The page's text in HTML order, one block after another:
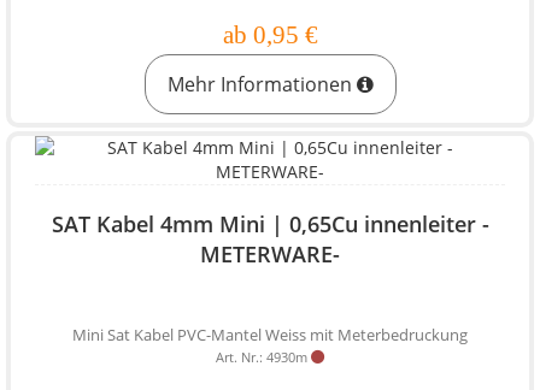
ab 0,95 €
Mehr Informationen
SAT Kabel 4mm Mini | 0,65Cu innenleiter -
METERWARE-
Mini Sat Kabel PVC-Mantel Weiss mit Meterbedruckung
Art. Nr.: 4930m